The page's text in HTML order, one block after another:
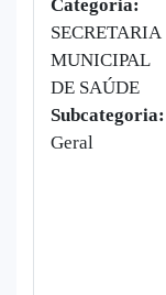
Categoria:
SECRETARIA
MUNICIPAL
DE SAÚDE
Subcategoria:
Geral